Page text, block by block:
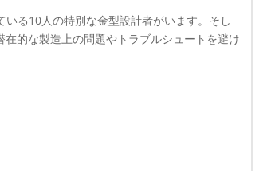
る10人の特別な金型設計者がいます。そし
的な製造上の問題やトラブルシュートを避け